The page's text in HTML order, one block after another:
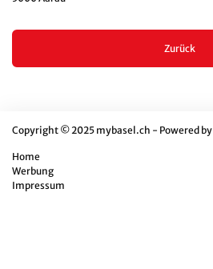
Zurück
Copyright © 2025 mybasel.ch - Powered by
Home
Werbung
Impressum